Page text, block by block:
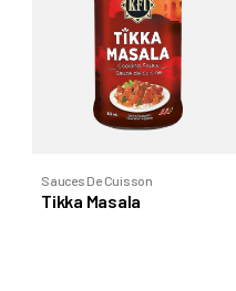
Sauces De Cuisson
Tikka Masala